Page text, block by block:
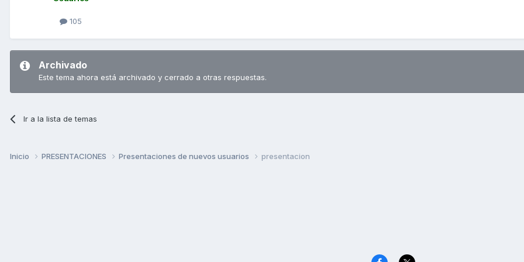
105
Archivado
Este tema ahora está archivado y cerrado a otras respuestas.
Ir a la lista de temas
Inicio PRESENTACIONES Presentaciones de nuevos usuarios presentacion